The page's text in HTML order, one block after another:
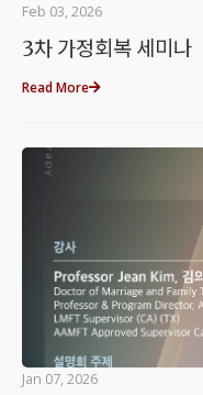
Feb 03, 2026
3차 가정회복 세미나
Read More
Jan 07, 2026